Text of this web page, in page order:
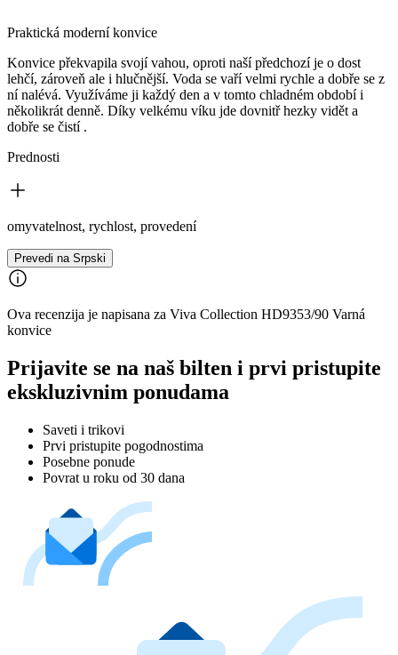
Praktická moderní konvice
Konvice překvapila svojí vahou, oproti naší předchozí je o dost
lehčí, zároveň ale i hlučnější. Voda se vaří velmi rychle a dobře se z
ní nalévá. Využíváme ji každý den a v tomto chladném období i
několikrát denně. Díky velkému víku jde dovnitř hezky vidět a
dobře se čistí .
Prednosti
omyvatelnost, rychlost, provedení
Prevedi na Srpski
Ova recenzija je napisana za Viva Collection HD9353/90 Varná
konvice
Prijavite se na naš bilten i prvi pristupite
ekskluzivnim ponudama
Saveti i trikovi
Prvi pristupite pogodnostima
Posebne ponude
Povrat u roku od 30 dana